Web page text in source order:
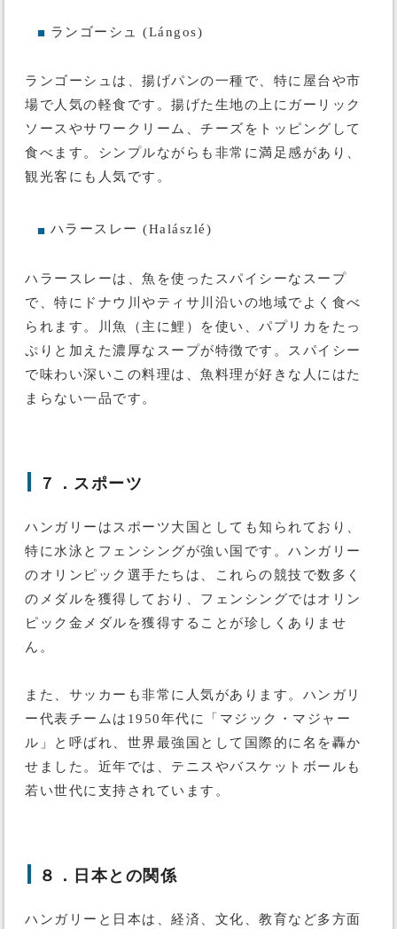
■ ランゴーシュ (Lángos)
ランゴーシュは、揚げパンの一種で、特に屋台や市
場で人気の軽食です。揚げた生地の上にガーリック
ソースやサワークリーム、チーズをトッピングして
食べます。シンプルながらも非常に満足感があり、
観光客にも人気です。
■ ハラースレー (Halászlé)
ハラースレーは、魚を使ったスパイシーなスープ
で、特にドナウ川やティサ川沿いの地域でよく食べ
られます。川魚（主に鯉）を使い、パプリカをたっ
ぷりと加えた濃厚なスープが特徴です。スパイシー
で味わい深いこの料理は、魚料理が好きな人にはた
まらない一品です。
７．スポーツ
ハンガリーはスポーツ大国としても知られており、
特に水泳とフェンシングが強い国です。ハンガリー
のオリンピック選手たちは、これらの競技で数多く
のメダルを獲得しており、フェンシングではオリン
ピック金メダルを獲得することが珍しくありませ
ん。
また、サッカーも非常に人気があります。ハンガリ
ー代表チームは1950年代に「マジック・マジャー
ル」と呼ばれ、世界最強国として国際的に名を轟か
せました。近年では、テニスやバスケットボールも
若い世代に支持されています。
８．日本との関係
ハンガリーと日本は、経済、文化、教育など多方面